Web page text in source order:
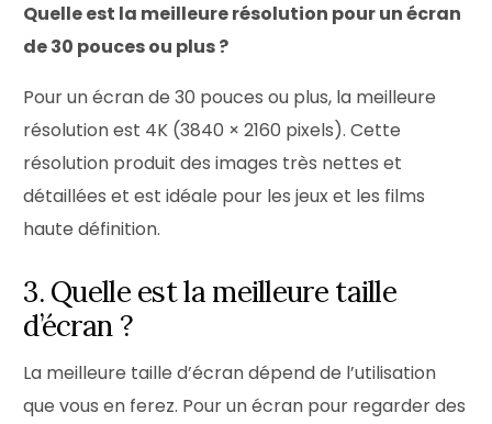
Quelle est la meilleure résolution pour un écran
de 30 pouces ou plus ?
Pour un écran de 30 pouces ou plus, la meilleure
résolution est 4K (3840 × 2160 pixels). Cette
résolution produit des images très nettes et
détaillées et est idéale pour les jeux et les films
haute définition.
3. Quelle est la meilleure taille
d’écran ?
La meilleure taille d’écran dépend de l’utilisation
que vous en ferez. Pour un écran pour regarder des